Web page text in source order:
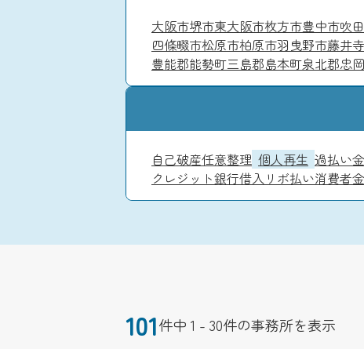
大阪市堺市東大阪市枚方市豊中市吹
四條畷市松原市柏原市羽曳野市藤井
豊能郡能勢町三島郡島本町泉北郡忠
自己破産任意整理 個人再生 過払い
クレジット銀行借入リボ払い消費者
101件中 1 - 30件の事務所を表示